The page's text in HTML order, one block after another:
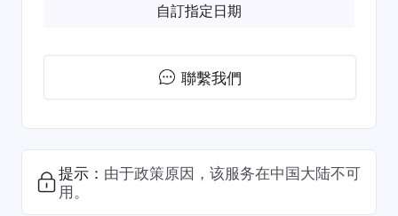
自訂指定日期
聯繫我們
提示： 由于政策原因，该服务在中国大陆不可
用。